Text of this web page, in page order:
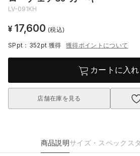
LV-091KH
¥ 17,600 (税込)
SPpt：352pt 獲得 獲得ポイントについて
カートに入
店舗在庫を見る
商品説明サイズ・スペック ス